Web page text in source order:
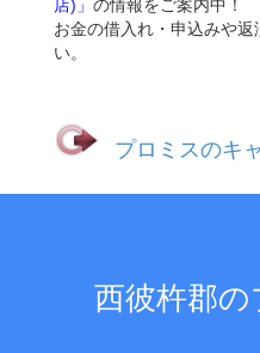
店)」 の情報をご案内中！
お金の借入れ・申込みや
い。
プロミスのキ
西彼杵郡